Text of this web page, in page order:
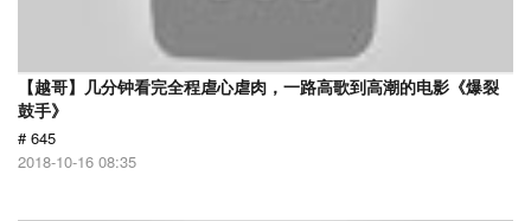
【越哥】几分钟看完全程虐心虐肉，一路高歌到高潮的电影《爆裂
鼓手》
# 645
2018-10-16 08:35